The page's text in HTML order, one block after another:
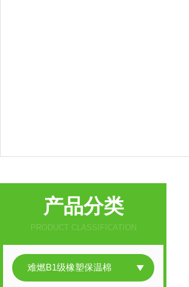
产品分类
PRODUCT CLASSIFICATION
难燃B1级橡塑保温棉